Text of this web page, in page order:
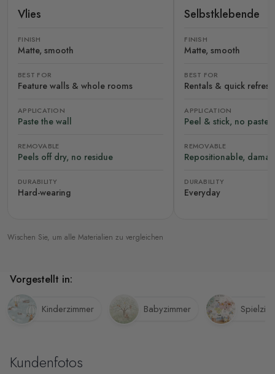
Vlies
FINISH
Matte, smooth
BEST FOR
Feature walls & whole rooms
APPLICATION
Paste the wall
REMOVABLE
Peels off dry, no residue
DURABILITY
Hard-wearing
Selbstklebende
FINISH
Matte, smooth
BEST FOR
Rentals & quick
APPLICATION
Peel & stick, no paste
REMOVABLE
Repositionable,
DURABILITY
Everyday
Wischen Sie, um alle Materialien zu vergleichen
Vorgestellt in:
Kinderzimmer Babyzimmer
Kundenfotos